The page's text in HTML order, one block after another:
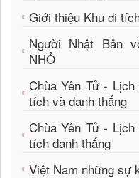
Giới thiệu Khu di
Người Nhật Bản
NHỎ
Chùa Yên Tử -
tích và danh thắng
Chùa Yên Tử -
tích danh thắng
Việt Nam những sự